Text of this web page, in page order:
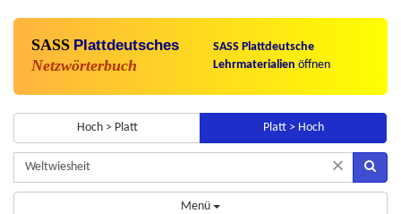
SASS Plattdeutsches
Netzwörterbuch
SASS Plattdeutsche
Lehrmaterialien öffnen
Hoch > Platt Platt > Hoch
×
Menü